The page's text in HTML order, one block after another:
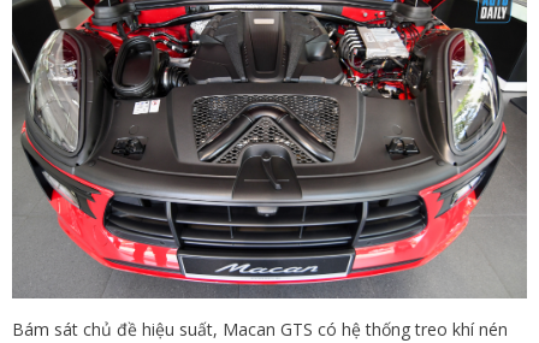
Bám sát chủ đề hiệu suất, Macan GTS có hệ thống treo khí nén